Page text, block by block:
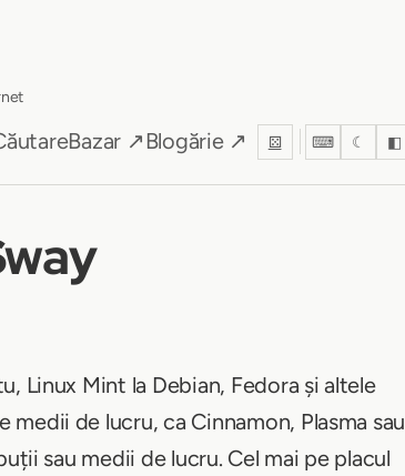
Bazar ↗ Blogărie ↗ ⚄ ⌨ ☾ ◧
Linux Mint la Debian, Fedora și altele
de lucru, ca Cinnamon, Plasma sau
sau medii de lucru. Cel mai pe placul